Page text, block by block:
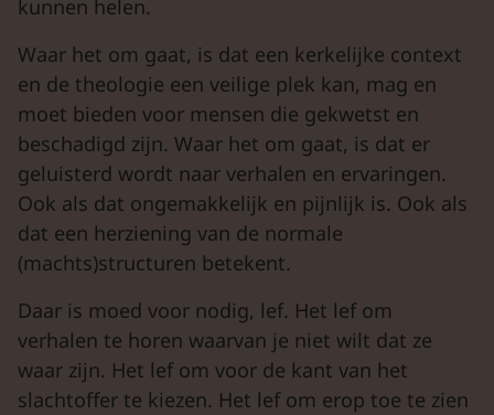
kunnen helen.
Waar het om gaat, is dat een kerkelijke context
en de theologie een veilige plek kan, mag en
moet bieden voor mensen die gekwetst en
beschadigd zijn. Waar het om gaat, is dat er
geluisterd wordt naar verhalen en ervaringen.
Ook als dat ongemakkelijk en pijnlijk is. Ook als
dat een herziening van de normale
(machts)structuren betekent.
Daar is moed voor nodig, lef. Het lef om
verhalen te horen waarvan je niet wilt dat ze
waar zijn. Het lef om voor de kant van het
slachtoffer te kiezen. Het lef om erop toe te zien